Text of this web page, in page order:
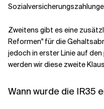
Zweitens gibt es eine
Reformen" für die
jedoch in erster Linie auf
werden wir diese zweite
Wann wurde die IR35